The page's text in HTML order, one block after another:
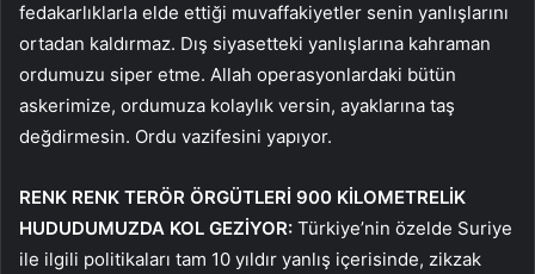
fedakarlıklarla elde ettiği muvaffakiyetler senin yanlışlarını
ortadan kaldırmaz. Dış siyasetteki yanlışlarına kahraman
ordumuzu siper etme. Allah operasyonlardaki bütün
askerimize, ordumuza kolaylık versin, ayaklarına taş
değdirmesin. Ordu vazifesini yapıyor.
RENK RENK TERÖR ÖRGÜTLERİ 900 KİLOMETRELİK
HUDUDUMUZDA KOL GEZİYOR: Türkiye’nin özelde Suriye
ile ilgili politikaları tam 10 yıldır yanlış içerisinde, zikzak